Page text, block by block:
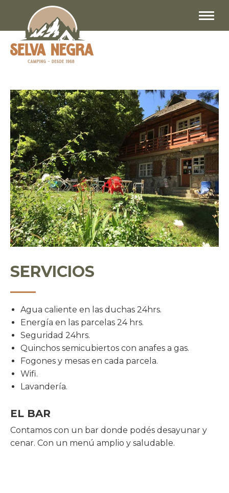
SERVICIOS
Agua caliente en las duchas 24hrs.
Energía en las parcelas 24 hrs.
Seguridad 24hrs.
Quinchos semicubiertos con anafes a gas.
Fogones y mesas en cada parcela.
Wifi.
Lavandería.
EL BAR
Contamos con un bar donde podés desayunar y
cenar. Con un menú amplio y saludable.